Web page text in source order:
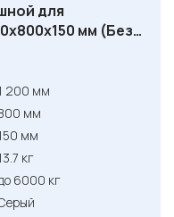
для
мм (Без
200 мм
мм
мм
кг
6000 кг